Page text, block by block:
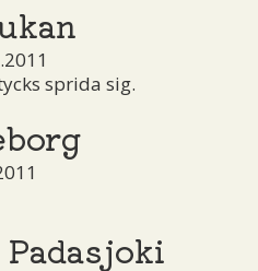
sprida sig.